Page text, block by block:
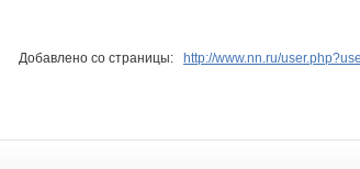
Добавлено со страницы: http://www.nn.ru/